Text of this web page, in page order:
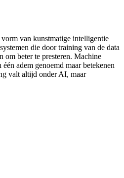
van kunstmatige intelligentie
die door training van de data
om beter te presteren. Machine
adem genoemd maar betekenen
valt altijd onder AI, maar